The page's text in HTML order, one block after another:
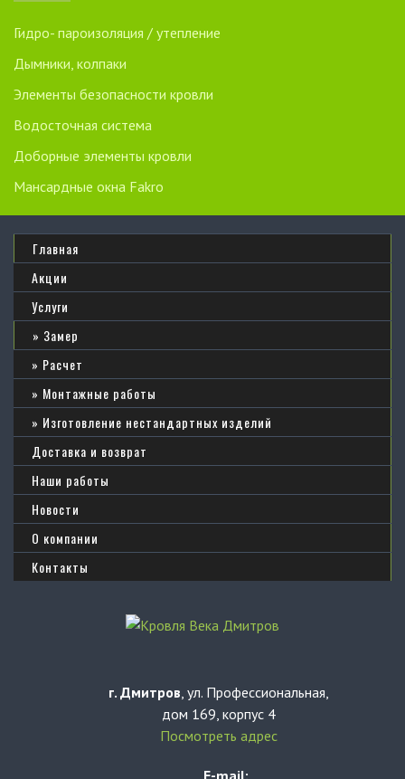
Гидро- пароизоляция / утепление
Дымники, колпаки
Элементы безопасности кровли
Водосточная система
Доборные элементы кровли
Мансардные окна Fakro
Главная
Акции
Услуги
Замер
Расчет
Монтажные работы
Изготовление нестандартных изделий
Доставка и возврат
Наши работы
Новости
О компании
Контакты
г. Дмитров, ул. Профессиональная,
дом 169, корпус 4
Посмотреть адрес